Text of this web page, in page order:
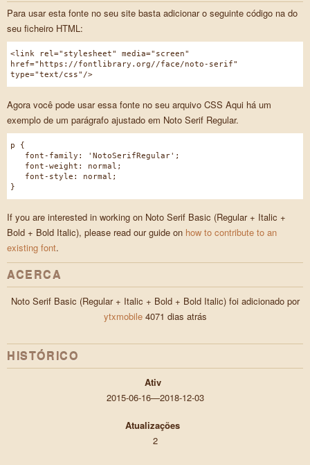
Para usar esta fonte no seu site basta adicionar o seguinte código na do
seu ficheiro HTML:
<link rel="stylesheet" media="screen"
href="https://fontlibrary.org//face/noto-serif"
type="text/css"/>
Agora você pode usar essa fonte no seu arquivo CSS Aqui há um
exemplo de um parágrafo ajustado em Noto Serif Regular.
p {
font-family: 'NotoSerifRegular';
font-weight: normal;
font-style: normal;
}
If you are interested in working on Noto Serif Basic (Regular + Italic +
Bold + Bold Italic), please read our guide on how to contribute to an
existing font.
ACERCA
Noto Serif Basic (Regular + Italic + Bold + Bold Italic) foi adicionado por
ytxmobile4071 dias atrás
HISTÓRICO
Ativ
2015-06-16—2018-12-03
Atualizações
2